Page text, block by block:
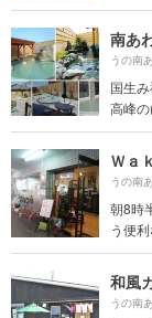
南あ
うの南
国生
高峰
Ｗａ
うの南
朝8時
う便
和風
うの南